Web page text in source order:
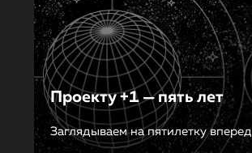
Проекту +1 — пять лет
Заглядываем на пятилетку вперед